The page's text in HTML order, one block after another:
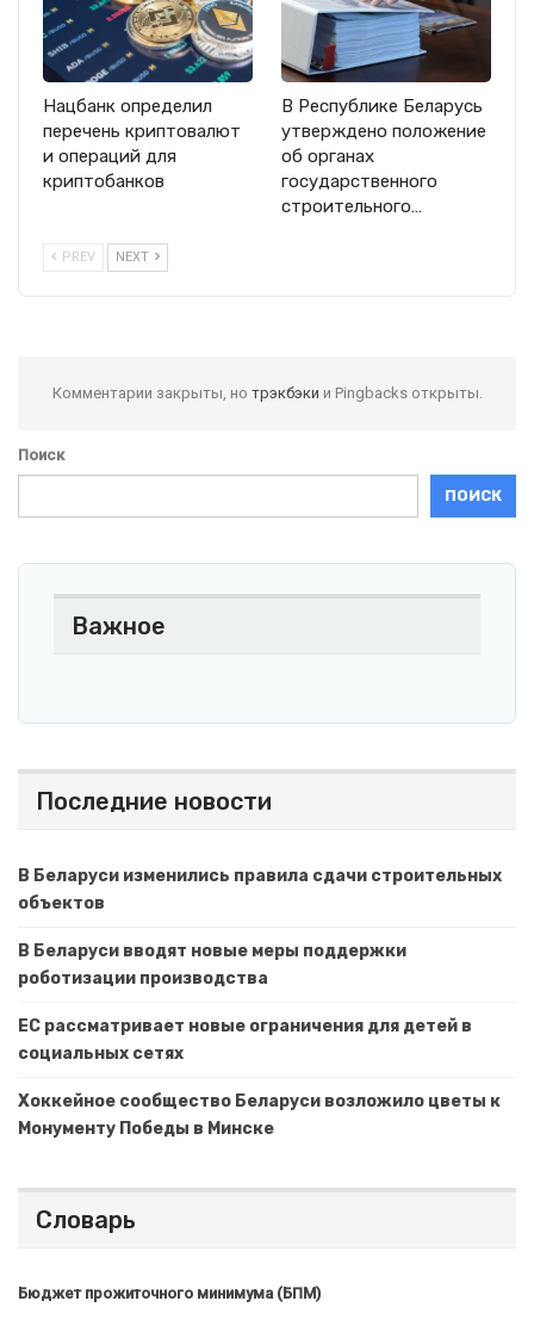
Нацбанк определил
перечень криптовалют
и операций для
криптобанков
В Республике Беларусь
утверждено положение
об органах
государственного
строительного…
PREV NEXT
Комментарии закрыты, но трэкбэки и Pingbacks открыты.
Поиск
ПОИСК
Важное
Последние новости
В Беларуси изменились правила сдачи строительных
объектов
В Беларуси вводят новые меры поддержки
роботизации производства
ЕС рассматривает новые ограничения для детей в
социальных сетях
Хоккейное сообщество Беларуси возложило цветы к
Монументу Победы в Минске
Словарь
Бюджет прожиточного минимума (БПМ)